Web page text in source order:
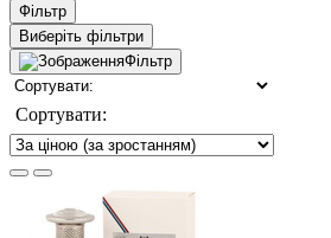
Фільтр
Виберіть фільтри
Фільтр
Сортувати: